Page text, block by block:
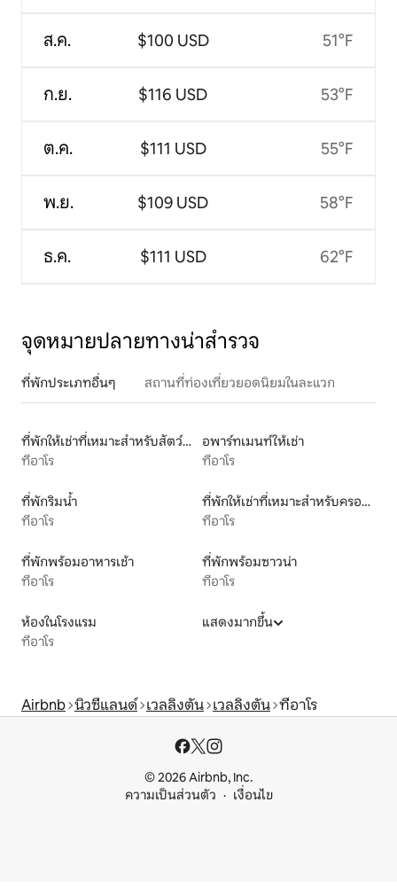
ส.ค.
ก.ย.
ต.ค.
พ.ย.
ธ.ค.
$100 USD
$116 USD
$111 USD
$109 USD
$111 USD
51°F
53°F
55°F
58°F
62°F
จุดหมายปลายทางน่าสำรวจ
ที่พักประเภทอื่นๆ สถานที่ท่องเที่ยวยอดนิยมในละแวก
ที่พักให้เช่าที่เหมาะสำหรับสัตว์เลี้ยง
ทีอาโร
อพาร์ทเมนท์ให้เช่า
ทีอาโร
ที่พักริมน้ำ
ทีอาโร
ที่พักให้เช่าที่เหมาะสำหรับครอบครัว
ทีอาโร
ที่พักพร้อมอาหารเช้า
ทีอาโร
ที่พักพร้อมซาวน่า
ทีอาโร
ห้องในโรงแรม
ทีอาโร
แสดงมากขึ้น
Airbnb นิวซีแลนด์ เวลลิงตัน เวลลิงตัน ทีอาโร
© 2026 Airbnb, Inc.
ความเป็นส่วนตัว
เงื่อนไข